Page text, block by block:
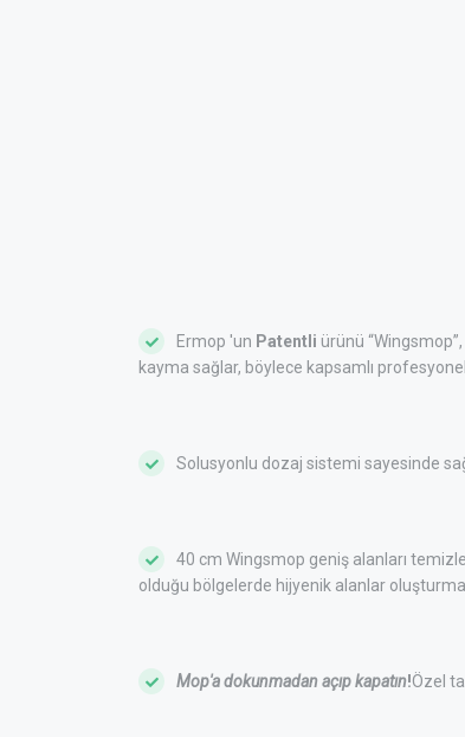
Ermop 'un Patentli ürünü
kayma sağlar, böylece kapsamlı
Solusyonlu dozaj sistemi sayesinde
40 cm Wingsmop geniş alanları
olduğu bölgelerde hijyenik alanlar
Mop'a dokunmadan açıp kapatın!Özel